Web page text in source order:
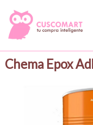
Chema Epox